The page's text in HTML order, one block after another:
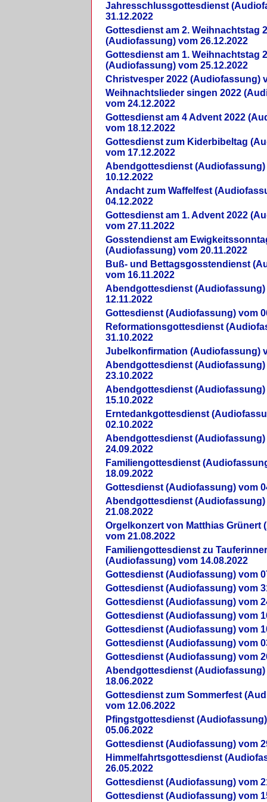
Jahresschlussgottesdienst
31.12.2022
Gottesdienst am 2. Weihnachtstag
(Audiofassung) vom 26.12.2022
Gottesdienst am 1. Weihnachtstag
(Audiofassung) vom 25.12.2022
Christvesper 2022 (Audiofassung)
Weihnachtslieder singen 2022
vom 24.12.2022
Gottesdienst am 4 Advent 2022
vom 18.12.2022
Gottesdienst zum Kiderbibeltag
vom 17.12.2022
Abendgottesdienst (Audiofassung)
10.12.2022
Andacht zum Waffelfest
04.12.2022
Gottesdienst am 1. Advent 2022
vom 27.11.2022
Gosstendienst am
(Audiofassung) vom 20.11.2022
Buß- und Bettagsgosstendienst
vom 16.11.2022
Abendgottesdienst (Audiofassung)
12.11.2022
Gottesdienst (Audiofassung) vom
Reformationsgottesdienst
31.10.2022
Jubelkonfirmation (Audiofassung)
Abendgottesdienst (Audiofassung)
23.10.2022
Abendgottesdienst (Audiofassung)
15.10.2022
Erntedankgottesdienst
02.10.2022
Abendgottesdienst (Audiofassung)
24.09.2022
Familiengottesdienst
18.09.2022
Gottesdienst (Audiofassung) vom
Abendgottesdienst (Audiofassung)
21.08.2022
Orgelkonzert von Matthias Grünert
vom 21.08.2022
Familiengottesdienst zu
(Audiofassung) vom 14.08.2022
Gottesdienst (Audiofassung) vom
Gottesdienst (Audiofassung) vom
Gottesdienst (Audiofassung) vom
Gottesdienst (Audiofassung) vom
Gottesdienst (Audiofassung) vom
Gottesdienst (Audiofassung) vom
Gottesdienst (Audiofassung) vom
Abendgottesdienst (Audiofassung)
18.06.2022
Gottesdienst zum Sommerfest
vom 12.06.2022
Pfingstgottesdienst
05.06.2022
Gottesdienst (Audiofassung) vom
Himmelfahrtsgottesdienst
26.05.2022
Gottesdienst (Audiofassung) vom
Gottesdienst (Audiofassung) vom